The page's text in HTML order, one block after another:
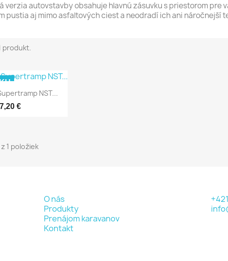
verzia autovstavby obsahuje hlavnú zásuvku s priestorom pre
pustia aj mimo asfaltových ciest a neodradí ich ani náročnejší
produkt.
NST...
€
1 položiek
O nás
Produkty
Prenájom karavanov
Kontakt